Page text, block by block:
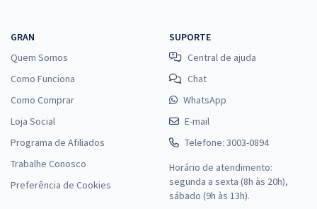
GRAN
Quem Somos
Como Funciona
Como Comprar
Loja Social
Programa de Afiliados
Trabalhe Conosco
Preferência de Cookies
SUPORTE
Central de ajuda
Chat
WhatsApp
E-mail
Telefone: 3003-0894
Horário de atendimento:
segunda a sexta (8h às 20h),
sábado (9h às 13h).